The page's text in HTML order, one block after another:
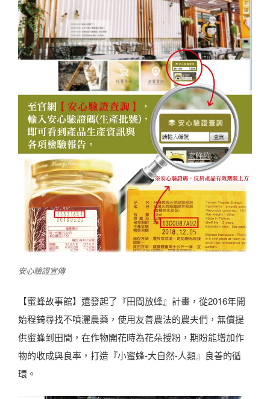
安心驗證宣傳
【蜜蜂故事館】還發起了 『田間放蜂』計畫 ，從2016年開
始程錡尋找不噴灑農藥，使用友善農法的農夫們，無償提
供蜜蜂到田間，在作物開花時為花朵授粉，期盼能增加作
物的收成與良率， 打造『小蜜蜂-大自然-人類』良善的循
環 。